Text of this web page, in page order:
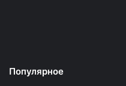
Популярное